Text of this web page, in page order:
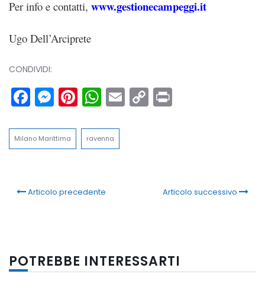
Per info e contatti, www.gestionecampeggi.it
Ugo Dell’Arciprete
CONDIVIDI:
Facebook
Messenger
Pinterest
WhatsApp
Email
Copy
Link
Milano Marittima ravenna
Articolo precedente Articolo successivo
POTREBBE INTERESSARTI